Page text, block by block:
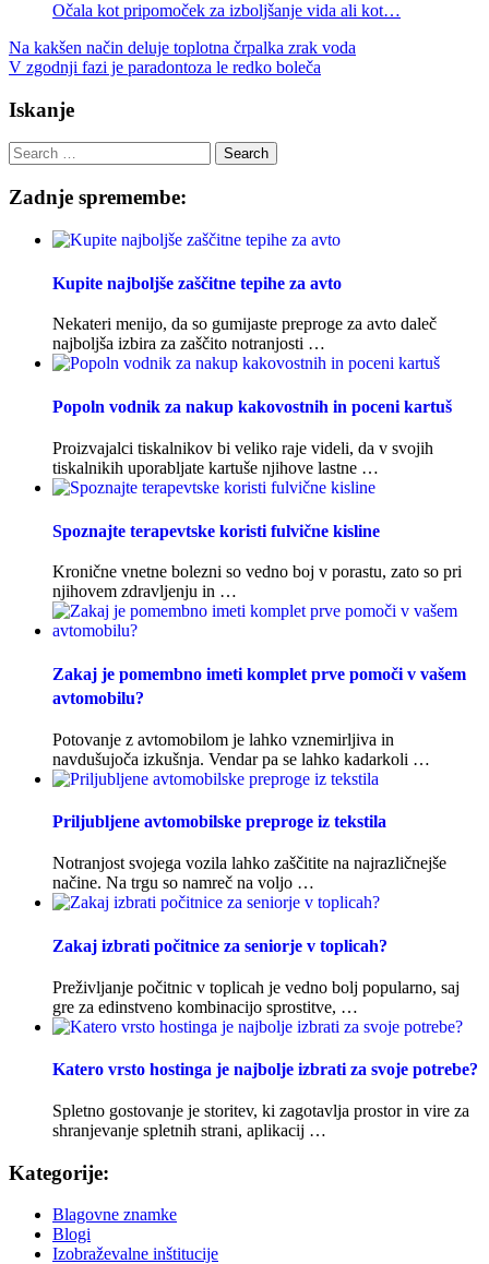
Očala kot pripomoček za izboljšanje vida ali kot…
Post
navigation
Na kakšen način deluje toplotna črpalka zrak voda
V zgodnji fazi je paradontoza le redko boleča
Iskanje
Search
for:
Zadnje spremembe:
Kupite najboljše zaščitne tepihe za avto
Nekateri menijo, da so gumijaste preproge za avto daleč
najboljša izbira za zaščito notranjosti …
Popoln vodnik za nakup kakovostnih in poceni kartuš
Proizvajalci tiskalnikov bi veliko raje videli, da v svojih
tiskalnikih uporabljate kartuše njihove lastne …
Spoznajte terapevtske koristi fulvične kisline
Kronične vnetne bolezni so vedno boj v porastu, zato so pri
njihovem zdravljenju in …
Zakaj je pomembno imeti komplet prve pomoči v vašem
avtomobilu?
Potovanje z avtomobilom je lahko vznemirljiva in
navdušujoča izkušnja. Vendar pa se lahko kadarkoli …
Priljubljene avtomobilske preproge iz tekstila
Notranjost svojega vozila lahko zaščitite na najrazličnejše
načine. Na trgu so namreč na voljo …
Zakaj izbrati počitnice za seniorje v toplicah?
Preživljanje počitnic v toplicah je vedno bolj popularno, saj
gre za edinstveno kombinacijo sprostitve, …
Katero vrsto hostinga je najbolje izbrati za svoje potrebe?
Spletno gostovanje je storitev, ki zagotavlja prostor in vire za
shranjevanje spletnih strani, aplikacij …
Kategorije:
Blagovne znamke
Blogi
Izobraževalne inštitucije